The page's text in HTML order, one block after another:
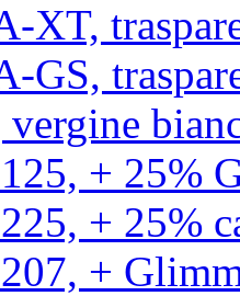
XT,
GS,
+ 25%
+ 25%
+